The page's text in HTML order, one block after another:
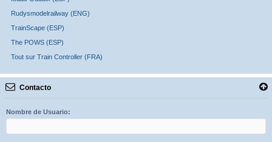
Rudysmodelrailway (ENG)
TrainScape (ESP)
The POWS (ESP)
Tout sur Train Controller (FRA)
Contacto
Nombre de Usuario: